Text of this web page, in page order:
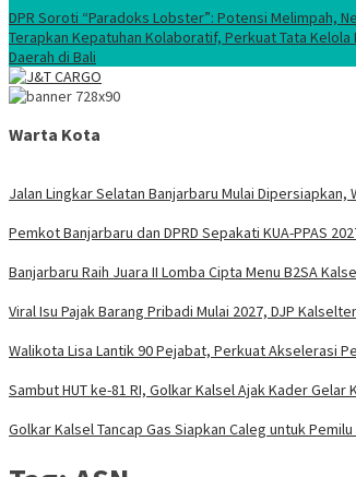
DPR Soroti “Paradoks Lobster”: Potensi Melimpah,
Terapkan Kepatuhan Kolaboratif, Perkuat Tata Kelola
Daerah di Bali
Warta Kota
Jalan Lingkar Selatan Banjarbaru Mulai
Pemkot Banjarbaru dan DPRD Sepakati KUA-PPAS
Banjarbaru Raih Juara II Lomba Cipta Menu B2SA
Viral Isu Pajak Barang Pribadi Mulai 2027, DJP
Walikota Lisa Lantik 90 Pejabat, Perkuat Akselerasi
Sambut HUT ke-81 RI, Golkar Kalsel Ajak Kader
Golkar Kalsel Tancap Gas Siapkan Caleg untuk Pemilu